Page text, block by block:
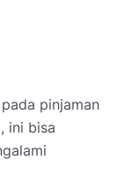
pinjaman
ini bisa